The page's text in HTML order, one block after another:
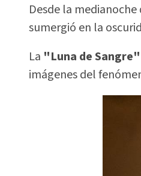
Desde la
sumergió en la
La "Luna de Sangre"
imágenes del